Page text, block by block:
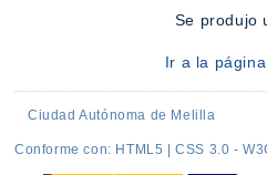
Se produjo
Ir a la
Ciudad Autónoma de Melilla
Conforme con: HTML5 | CSS 3.0 -